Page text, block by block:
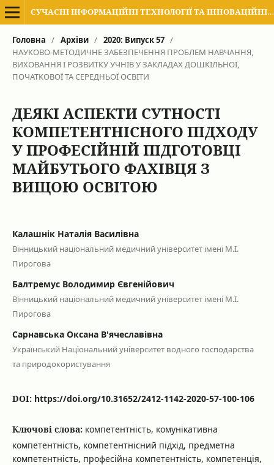
СУЧАСНІ ІНФОРМАЦІЙНІ ТЕХНОЛОГІЇ ТА ІННОВАЦІЙНІ МЕТОДИКИ НАВЧАННЯ В ПІДГОТОВЦІ ФАХІВЦІВ: МЕТОДОЛОГІЯ, ТЕОРІЯ, ДОСВІД, ПРОБЛЕМИ
Головна / Архіви / 2020: Випуск 57 /
НАУКОВО-МЕТОДИЧНЕ ЗАБЕЗПЕЧЕННЯ ПРОБЛЕМ НАВЧАННЯ,
ВИХОВАННЯ І РОЗВИТКУ УЧНІВ У ЗАКЛАДАХ ДОШКІЛЬНОЇ,
ПОЧАТКОВОЇ ТА СЕРЕДНЬОЇ ОСВІТИ
ДЕЯКІ АСПЕКТИ СУТНОСТІ
КОМПЕТЕНТНІСНОГО ПІДХОДУ
У ПРОФЕСІЙНІЙ ПІДГОТОВЦІ
МАЙБУТЬОГО ФАХІВЦЯ З
ВИЩОЮ ОСВІТОЮ
Калашнік Наталія Василівна
Вінницький національний медичний університет імені М.І.
Пирогова
Балтремус Володимир Євгенійович
Вінницький національний медичний університет імені М.І.
Пирогова
Сарнавська Оксана В'ячеславівна
Український Національний університет водного господарства
та природокористування
DOI: https://doi.org/10.31652/2412-1142-2020-57-100-106
Ключові слова: компетентність, комунікативна
компетентність, компетентнісний підхід, предметна
компетентність, професійна компетентність, компетенція,